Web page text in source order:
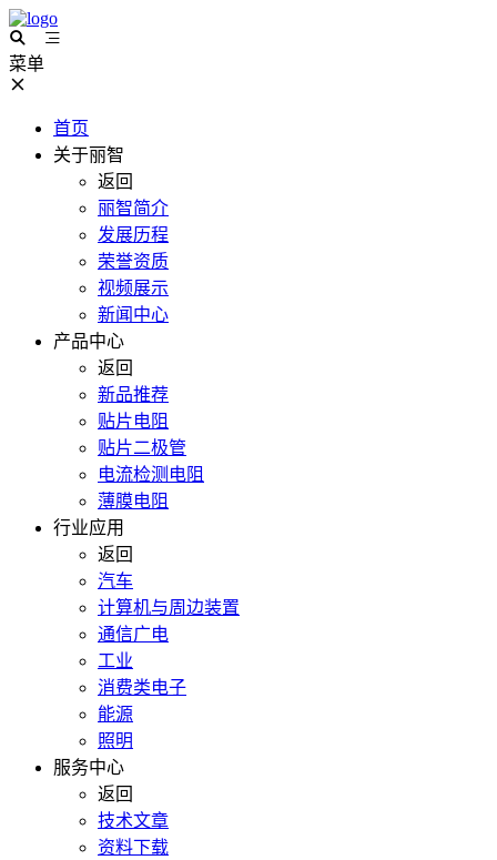
菜单
首页
关于丽智
返回
丽智简介
发展历程
荣誉资质
视频展示
新闻中心
产品中心
返回
新品推荐
贴片电阻
贴片二极管
电流检测电阻
薄膜电阻
行业应用
返回
汽车
计算机与周边装置
通信广电
工业
消费类电子
能源
照明
服务中心
返回
技术文章
资料下载